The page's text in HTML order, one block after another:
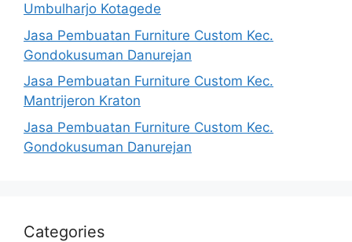
Umbulharjo Kotagede
Jasa Pembuatan Furniture Custom Kec.
Gondokusuman Danurejan
Jasa Pembuatan Furniture Custom Kec.
Mantrijeron Kraton
Jasa Pembuatan Furniture Custom Kec.
Gondokusuman Danurejan
Categories